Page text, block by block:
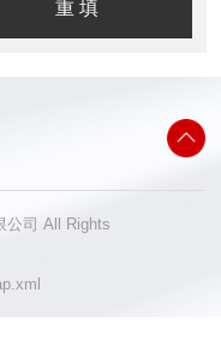
公司 All Rights